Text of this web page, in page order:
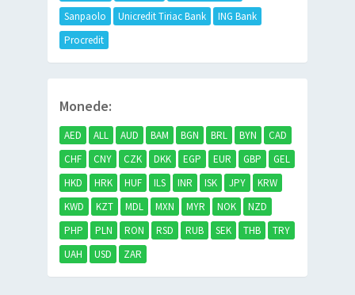
Sanpaolo
Unicredit Tiriac Bank
ING Bank
Procredit
Monede:
AED ALL AUD BAM BGN BRL BYN
CAD
CHF
CNY CZK DKK EGP EUR GBP
GEL
HKD
HRK HUF ILS INR ISK JPY
KRW
KWD
KZT MDL MXN MYR NOK
NZD
PHP
PLN RON RSD RUB SEK THB
TRY
UAH
USD ZAR